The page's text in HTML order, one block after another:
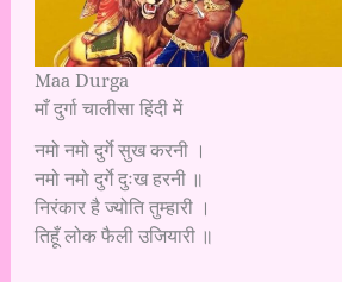
Maa Durga
माँ दुर्गा चालीसा हिंदी में
नमो नमो दुर्गे सुख करनी ।
नमो नमो दुर्गे दुःख हरनी ॥
निरंकार है ज्योति तुम्हारी ।
तिहूँ लोक फैली उजियारी ॥